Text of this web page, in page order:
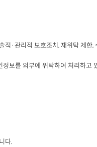
·관리적 보호조치, 재위탁 제
개인정보를 외부에 위탁하여 처
습니다.